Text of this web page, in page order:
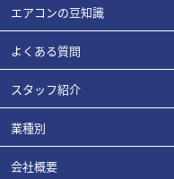
エアコンの豆知識
よくある質問
スタッフ紹介
業種別
会社概要